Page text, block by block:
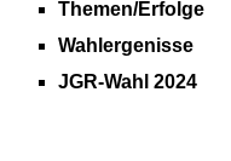
Themen/Erfolge
Wahlergenisse
JGR-Wahl 2024